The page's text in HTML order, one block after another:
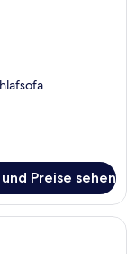
Preise sehen
Hotelzimmer mit